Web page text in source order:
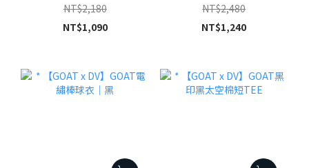
NT$2,180
NT$1,090
NT$2,480
NT$1,240